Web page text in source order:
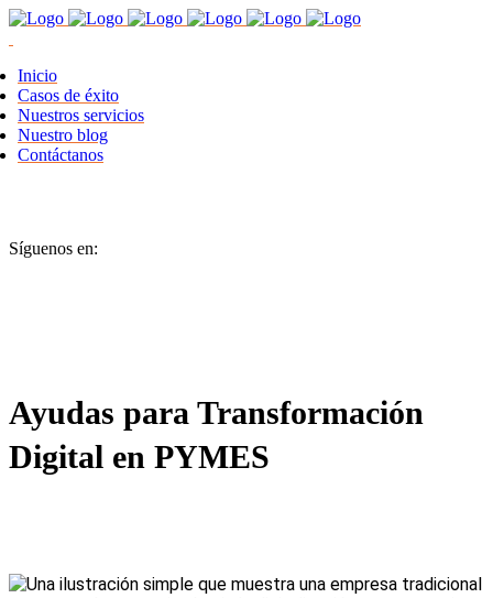
Inicio
Casos de éxito
Nuestros servicios
Nuestro blog
Contáctanos
Síguenos en:
Ayudas para Transformación
Digital en PYMES